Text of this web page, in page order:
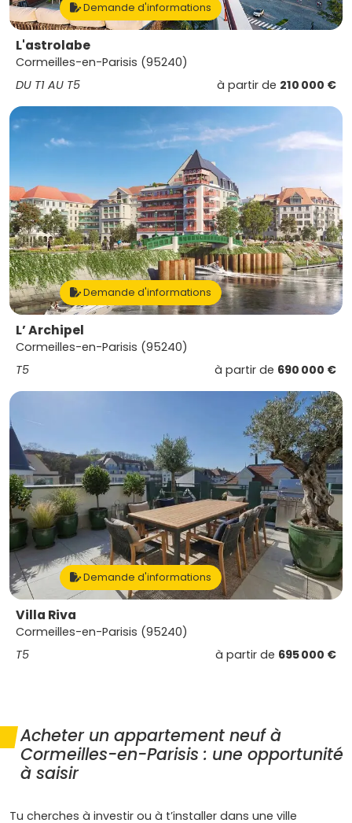
Demande d'informations
L'astrolabe
Cormeilles-en-Parisis (95240)
DU T1 AU T5
à partir de 210 000 €
Demande d'informations
L’ Archipel
Cormeilles-en-Parisis (95240)
T5
à partir de 690 000 €
Demande d'informations
Villa Riva
Cormeilles-en-Parisis (95240)
T5
à partir de 695 000 €
Acheter un appartement neuf à
Cormeilles-en-Parisis : une opportunité
à saisir
Tu cherches à investir ou à t’installer dans une ville